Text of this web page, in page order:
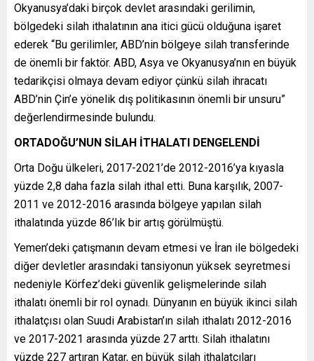
Okyanusya’daki birçok devlet arasındaki gerilimin,
bölgedeki silah ithalatının ana itici gücü olduğuna işaret
ederek “Bu gerilimler, ABD’nin bölgeye silah transferinde
de önemli bir faktör. ABD, Asya ve Okyanusya’nın en büyük
tedarikçisi olmaya devam ediyor çünkü silah ihracatı
ABD’nin Çin’e yönelik dış politikasının önemli bir unsuru”
değerlendirmesinde bulundu.
ORTADOĞU’NUN SİLAH İTHALATI DENGELENDİ
Orta Doğu ülkeleri, 2017-2021’de 2012-2016’ya kıyasla
yüzde 2,8 daha fazla silah ithal etti. Buna karşılık, 2007-
2011 ve 2012-2016 arasında bölgeye yapılan silah
ithalatında yüzde 86’lık bir artış görülmüştü.
Yemen’deki çatışmanın devam etmesi ve İran ile bölgedeki
diğer devletler arasındaki tansiyonun yüksek seyretmesi
nedeniyle Körfez’deki güvenlik gelişmelerinde silah
ithalatı önemli bir rol oynadı. Dünyanın en büyük ikinci silah
ithalatçısı olan Suudi Arabistan’ın silah ithalatı 2012-2016
ve 2017-2021 arasında yüzde 27 arttı. Silah ithalatını
yüzde 227 artıran Katar, en büyük silah ithalatçıları